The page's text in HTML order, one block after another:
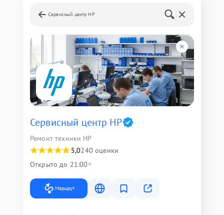
Сервисный центр HP
Сервисный центр HP
Ремонт техники HP
5,0240 оценки
Открыто до 21:00
Маршрут